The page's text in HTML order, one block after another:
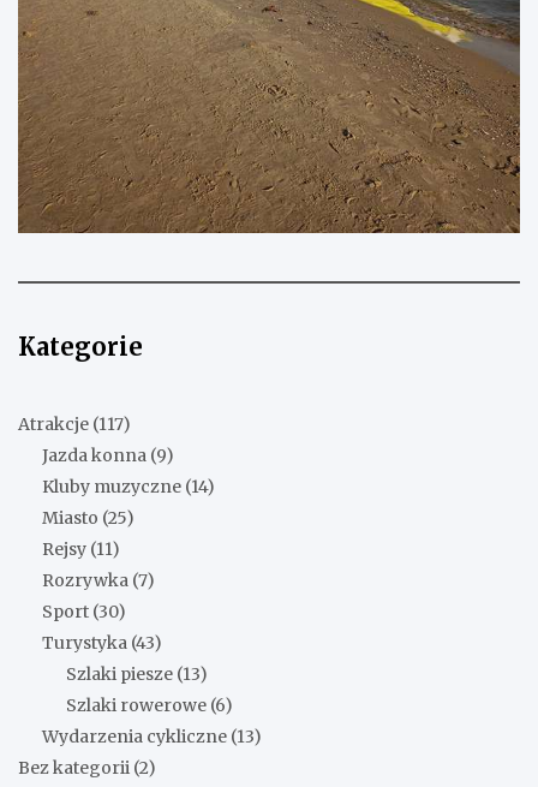
Kategorie
Atrakcje (117)
Jazda konna (9)
Kluby muzyczne (14)
Miasto (25)
Rejsy (11)
Rozrywka (7)
Sport (30)
Turystyka (43)
Szlaki piesze (13)
Szlaki rowerowe (6)
Wydarzenia cykliczne (13)
Bez kategorii (2)